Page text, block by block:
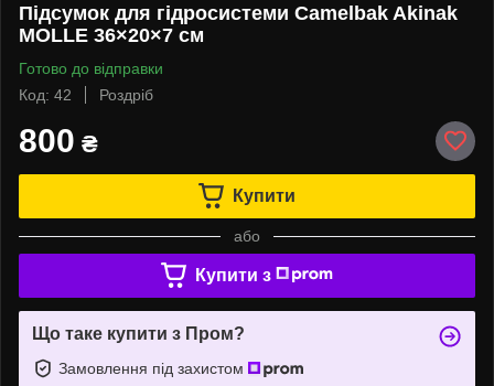
Підсумок для гідросистеми Camelbak Akinak
MOLLE 36×20×7 см
Готово до відправки
Код: 42
Роздріб
800 ₴
Купити
або
Купити з
Що таке купити з Пром?
Замовлення під захистом